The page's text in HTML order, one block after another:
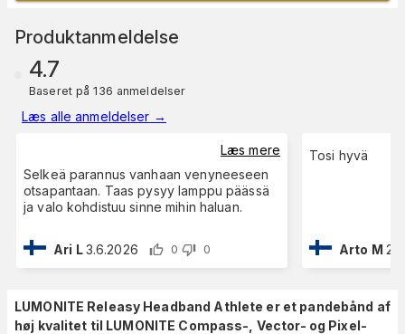
Produktanmeldelse
4.7
Baseret på 136 anmeldelser
Læs alle anmeldelser →
Læs mere
Selkeä parannus vanhaan venyneeseen
otsapantaan. Taas pysyy lamppu päässä
ja valo kohdistuu sinne mihin haluan.
Ari L3.6.2026 0 0
Tosi hyvä
Arto M
LUMONITE Releasy Headband Athlete er et pandebånd af
høj kvalitet til LUMONITE Compass-, Vector- og Pixel-